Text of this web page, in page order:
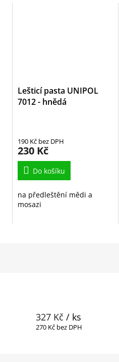
Lešticí pasta UNIPOL
7012 - hnědá
190 Kč bez DPH
230 Kč
Do košíku
na předleštění mědi a
mosazi
327 Kč / ks
270 Kč bez DPH